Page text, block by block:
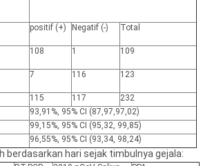
positif (+) Negatif (-) Total
108 1 109
7 116 123
115 117
232
93,91%, 95% CI (87,97,97,02)
99,15%, 95% CI (95,32, 99,85)
96,55%, 95% CI (93,34, 98,24)
berdasarkan hari sejak timbulnya gejala: